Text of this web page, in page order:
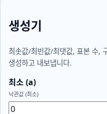
생성기
최솟값/최빈값/최댓값, 표본 수,
생성하고 내보냅니다.
최소 (a)
낙관값 (최소)